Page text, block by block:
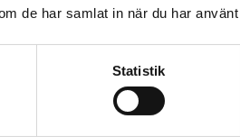
de har samlat in när du har
Statistik